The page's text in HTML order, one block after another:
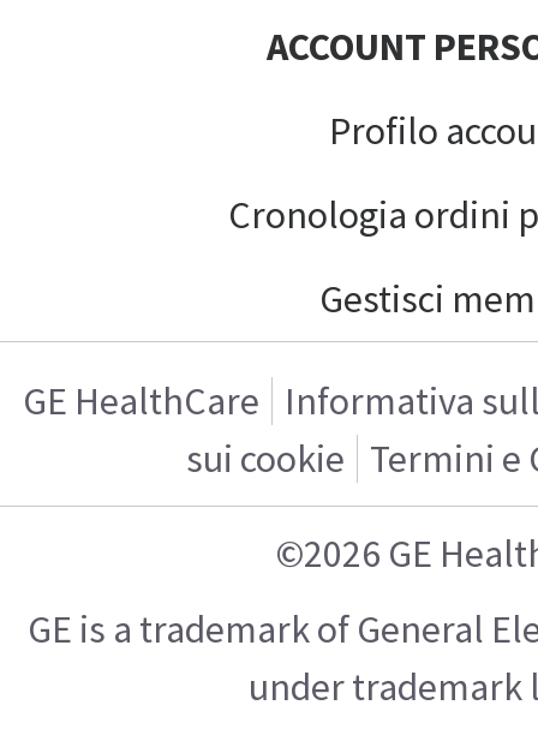
ACCOUNT
Profilo
Cronologia ordini
Gestisci
GE HealthCare
Informativa
sui cookie Termini e
©2026 GE
GE is a trademark of General
under trademark